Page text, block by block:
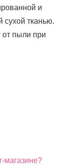
и
сухой тканью.
пыли при
магазине?